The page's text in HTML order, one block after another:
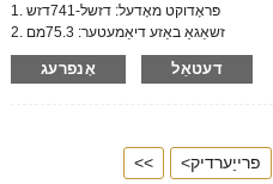
1. פּראָדוקט מאָדעל: דזשל-741דזש
2. זשאַגאַ באַזע דיאַמעטער: 75.3מם
דעקן הייך: 35 מם, 50 מם
3. סערטיפיקאַט: אי.יו. זשאַגאַ, סע
אָנפרעג דעטאַל
<< <פרייַערדיק